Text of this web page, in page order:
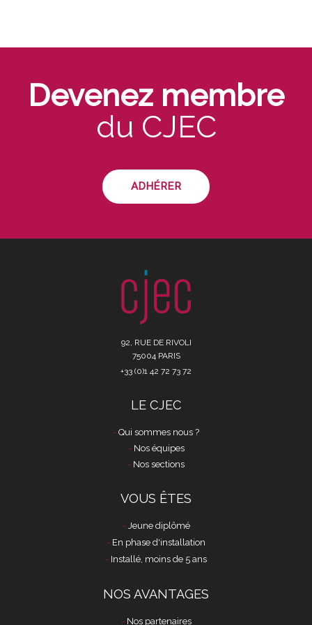
Devenez membre
du CJEC
ADHÉRER
92, RUE DE RIVOLI
75004 PARIS
+33 (0)1 42 72 73 72
LE CJEC
Qui sommes nous ?
Nos équipes
Nos sections
VOUS ÊTES
Jeune diplômé
En phase d'installation
Installé, moins de 5 ans
NOS AVANTAGES
Nos partenaires